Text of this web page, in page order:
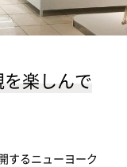
楽しんで
するニューヨーク